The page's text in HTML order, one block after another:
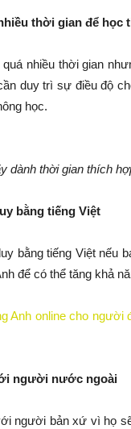
thời gian để học
nhiều thời gian
duy trì sự điều độ
học.
dành thời gian thích
bằng tiếng Việt
bằng tiếng Việt nếu
để có thể tăng khả
Anh online cho người
người nước ngoài
người bản xứ vì họ